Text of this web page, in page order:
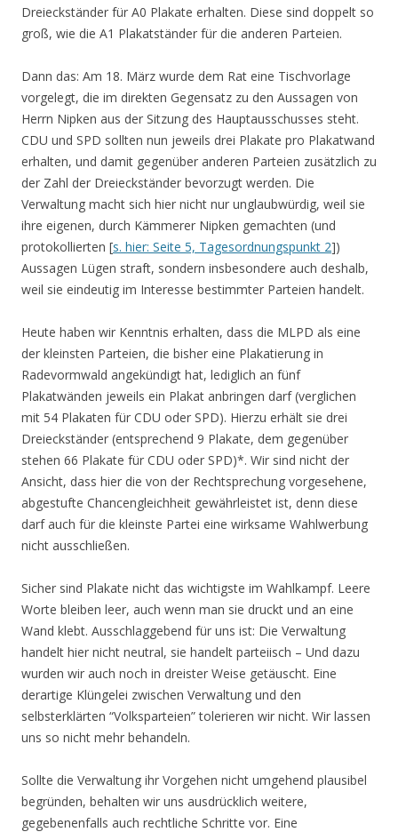
Dreieckständer für A0 Plakate erhalten. Diese sind doppelt so
groß, wie die A1 Plakatständer für die anderen Parteien.
Dann das: Am 18. März wurde dem Rat eine Tischvorlage
vorgelegt, die im direkten Gegensatz zu den Aussagen von
Herrn Nipken aus der Sitzung des Hauptausschusses steht.
CDU und SPD sollten nun jeweils drei Plakate pro Plakatwand
erhalten, und damit gegenüber anderen Parteien zusätzlich zu
der Zahl der Dreieckständer bevorzugt werden. Die
Verwaltung macht sich hier nicht nur unglaubwürdig, weil sie
ihre eigenen, durch Kämmerer Nipken gemachten (und
protokollierten [s. hier: Seite 5, Tagesordnungspunkt 2])
Aussagen Lügen straft, sondern insbesondere auch deshalb,
weil sie eindeutig im Interesse bestimmter Parteien handelt.
Heute haben wir Kenntnis erhalten, dass die MLPD als eine
der kleinsten Parteien, die bisher eine Plakatierung in
Radevormwald angekündigt hat, lediglich an fünf
Plakatwänden jeweils ein Plakat anbringen darf (verglichen
mit 54 Plakaten für CDU oder SPD). Hierzu erhält sie drei
Dreieckständer (entsprechend 9 Plakate, dem gegenüber
stehen 66 Plakate für CDU oder SPD)*. Wir sind nicht der
Ansicht, dass hier die von der Rechtsprechung vorgesehene,
abgestufte Chancengleichheit gewährleistet ist, denn diese
darf auch für die kleinste Partei eine wirksame Wahlwerbung
nicht ausschließen.
Sicher sind Plakate nicht das wichtigste im Wahlkampf. Leere
Worte bleiben leer, auch wenn man sie druckt und an eine
Wand klebt. Ausschlaggebend für uns ist: Die Verwaltung
handelt hier nicht neutral, sie handelt parteiisch – Und dazu
wurden wir auch noch in dreister Weise getäuscht. Eine
derartige Klüngelei zwischen Verwaltung und den
selbsterklärten “Volksparteien” tolerieren wir nicht. Wir lassen
uns so nicht mehr behandeln.
Sollte die Verwaltung ihr Vorgehen nicht umgehend plausibel
begründen, behalten wir uns ausdrücklich weitere,
gegebenenfalls auch rechtliche Schritte vor. Eine